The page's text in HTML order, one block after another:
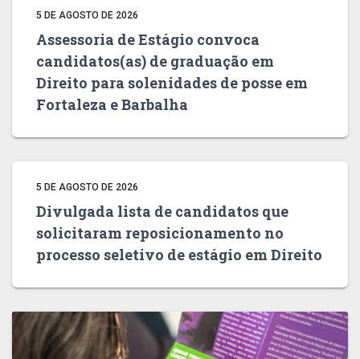
5 DE AGOSTO DE 2026
Assessoria de Estágio convoca
candidatos(as) de graduação em
Direito para solenidades de posse em
Fortaleza e Barbalha
5 DE AGOSTO DE 2026
Divulgada lista de candidatos que
solicitaram reposicionamento no
processo seletivo de estágio em Direito